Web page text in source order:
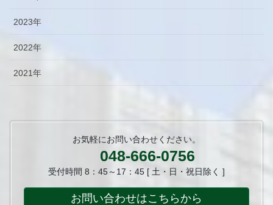
2023年
2022年
2021年
お気軽にお問い合わせください。
048-666-0756
受付時間 8：45～17：45 [ 土・日・祝日除く ]
お問い合わせはこちらから